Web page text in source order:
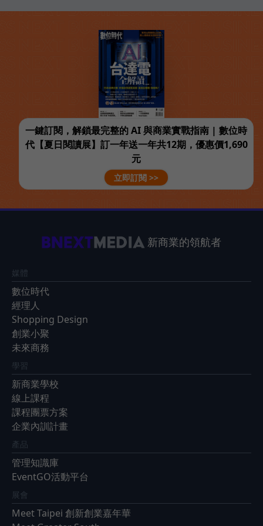
一鍵訂閱，解鎖最完整的 AI 與商業實戰指南 | 數位時
代【夏日閱讀展】訂一年送一年共12期，優惠價1,690
元
立即訂閱 >>
新商業的領航者
媒體
數位時代
經理人
Shopping Design
創業小聚
未來商務
學習
新商業學校
線上課程
課程團票方案
企業內訓計畫
產品
管理知識庫
EventGO活動平台
展會
Meet Taipei 創新創業嘉年華